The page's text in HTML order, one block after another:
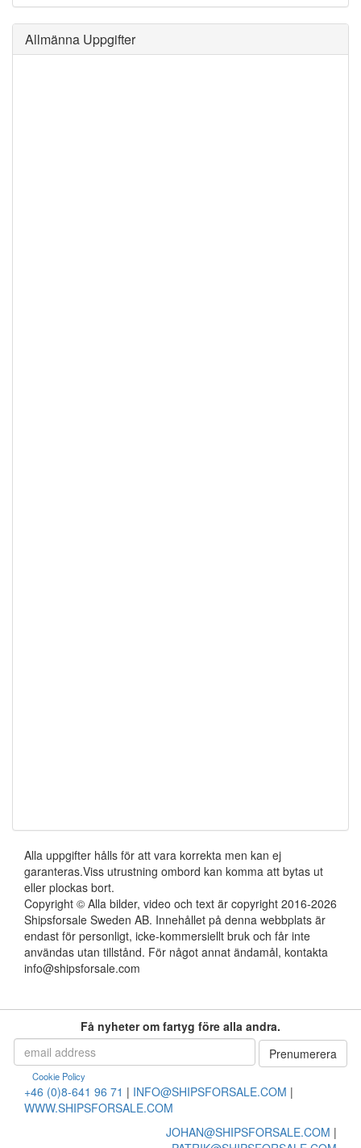
Allmänna Uppgifter
Alla uppgifter hålls för att vara korrekta men kan ej
garanteras.Viss utrustning ombord kan komma att bytas ut
eller plockas bort.
Copyright © Alla bilder, video och text är copyright 2016-2026
Shipsforsale Sweden AB. Innehållet på denna webbplats är
endast för personligt, icke-kommersiellt bruk och får inte
användas utan tillstånd. För något annat ändamål, kontakta
info@shipsforsale.com
Få nyheter om fartyg före alla andra.
Cookie Policy
+46 (0)8-641 96 71 | INFO@SHIPSFORSALE.COM |
WWW.SHIPSFORSALE.COM
JOHAN@SHIPSFORSALE.COM |